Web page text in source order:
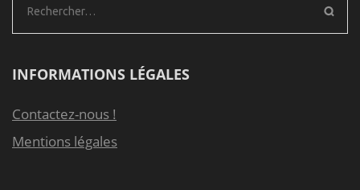
Rechercher :
INFORMATIONS LÉGALES
Contactez-nous !
Mentions légales